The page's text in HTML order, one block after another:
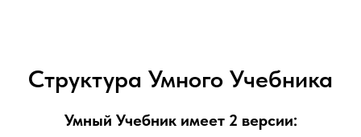
Структура Умного Учебника
Умный Учебник имеет 2 версии: